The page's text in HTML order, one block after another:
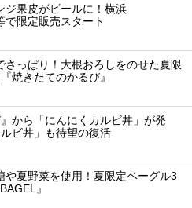
ジ果皮がビールに！横浜
で限定販売スタート
さっぱり！大根おろしをのせた夏限
焼きたてのかるび』
』から「にんにくカルビ丼」が発
ビ丼」も待望の復活
や夏野菜を使用！夏限定ベーグル3
』